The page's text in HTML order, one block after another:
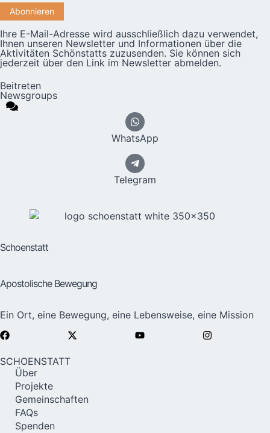
Ihre E-Mail-Adresse wird ausschließlich dazu verwendet,
Ihnen unseren Newsletter und Informationen über die
Aktivitäten Schönstatts zuzusenden. Sie können sich
jederzeit über den Link im Newsletter abmelden.
Beitreten
Newsgroups
WhatsApp
Telegram
Schoenstatt
Apostolische Bewegung
Ein Ort, eine Bewegung, eine Lebensweise, eine Mission
SCHOENSTATT
Über
Projekte
Gemeinschaften
FAQs
Spenden